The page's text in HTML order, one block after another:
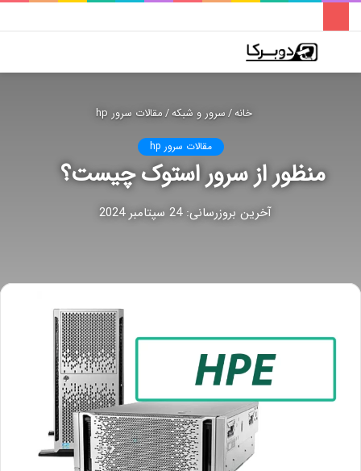
پوسته
فهرست
خانه/سرور و شبکه/مقالات سرور hp
مقالات سرور hp
منظور از سرور استوک چیست؟
آخرین بروزرسانی: 24 سپتامبر 2024